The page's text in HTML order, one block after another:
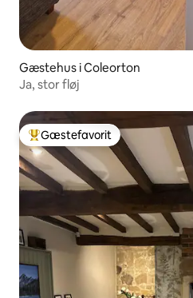
Gæstehus i Coleorton
Ja, stor fløj
Bedste gæstefavorit
Gæstefavorit